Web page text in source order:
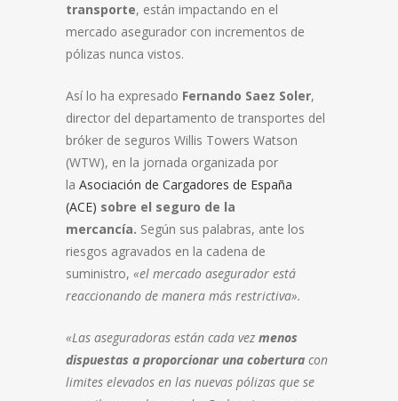
transporte, están impactando en el
mercado asegurador con incrementos de
pólizas nunca vistos.
Así lo ha expresado Fernando Saez Soler,
director del departamento de transportes del
bróker de seguros Willis Towers Watson
(WTW), en la jornada organizada por
la Asociación de Cargadores de España
(ACE) sobre el seguro de la
mercancía. Según sus palabras, ante los
riesgos agravados en la cadena de
suministro, «el mercado asegurador está
reaccionando de manera más restrictiva».
«Las aseguradoras están cada vez menos
dispuestas a proporcionar una cobertura con
limites elevados en las nuevas pólizas que se